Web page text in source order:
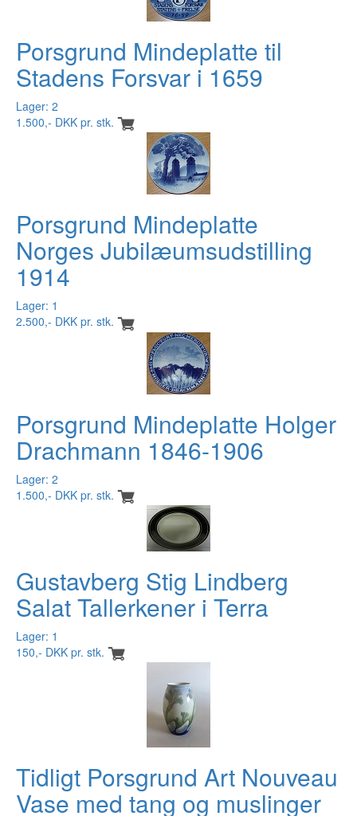
Porsgrund Mindeplatte til
Stadens Forsvar i 1659
Lager: 2
1.500,- DKK pr. stk.
Porsgrund Mindeplatte
Norges Jubilæumsudstilling
1914
Lager: 1
2.500,- DKK pr. stk.
Porsgrund Mindeplatte Holger
Drachmann 1846-1906
Lager: 2
1.500,- DKK pr. stk.
Gustavberg Stig Lindberg
Salat Tallerkener i Terra
Lager: 1
150,- DKK pr. stk.
Tidligt Porsgrund Art Nouveau
Vase med tang og muslinger